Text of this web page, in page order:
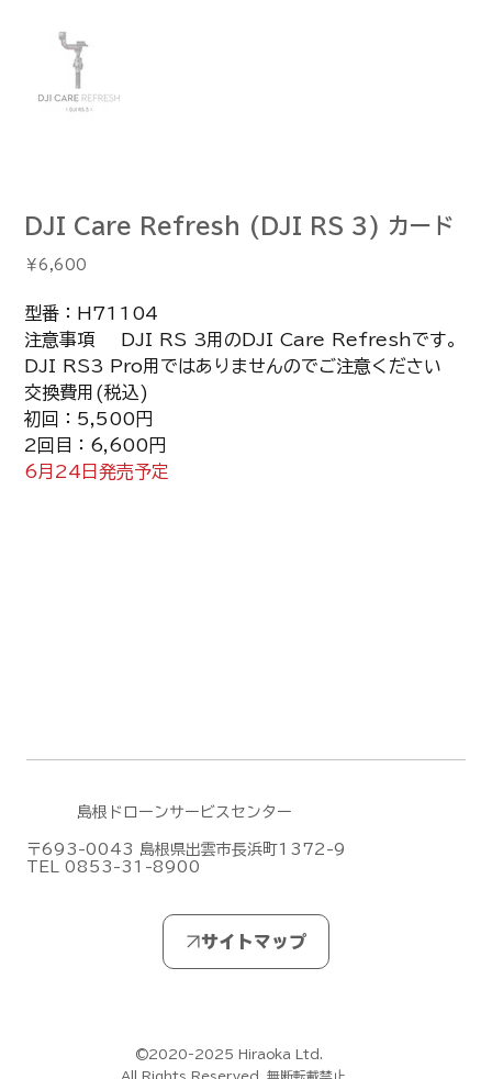
DJI Care Refresh (DJI RS 3) カード
価
格
￥6,600
型番：H71104
注意事項 DJI RS 3用のDJI Care Refreshです。
DJI RS3 Pro用ではありませんのでご注意ください
交換費用(税込)
初回：5,500円
2回目：6,600円
6月24日発売予定
©2020-2025 Hiraoka Ltd.
All Rights Reserved. 無断転載禁止
島根ドローンサービスセンター
〒693-0043 島根県出雲市長浜町1372-9
TEL 0853-31-8900